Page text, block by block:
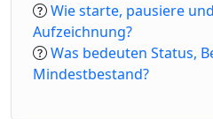
Wie starte, pausiere
Aufzeichnung?
Was bedeuten Status,
Mindestbestand?